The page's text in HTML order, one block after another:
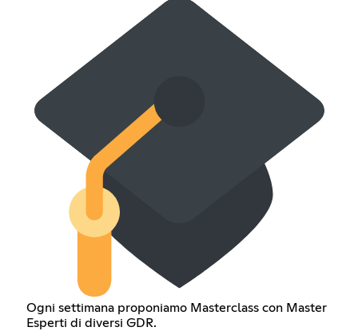
Ogni settimana proponiamo Masterclass con Master
Esperti di diversi GDR.